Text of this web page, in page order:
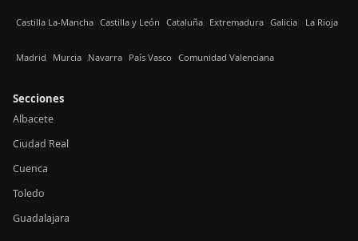
Castilla La-Mancha Castilla y León Cataluña Extremadura Galicia La Rioja
Madrid Murcia Navarra País Vasco Comunidad Valenciana
Secciones
Albacete
Ciudad Real
Cuenca
Toledo
Guadalajara